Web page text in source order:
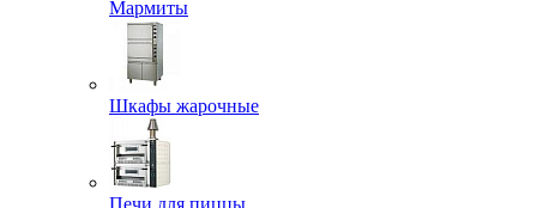
Мармиты
Шкафы жарочные
Печи для пиццы